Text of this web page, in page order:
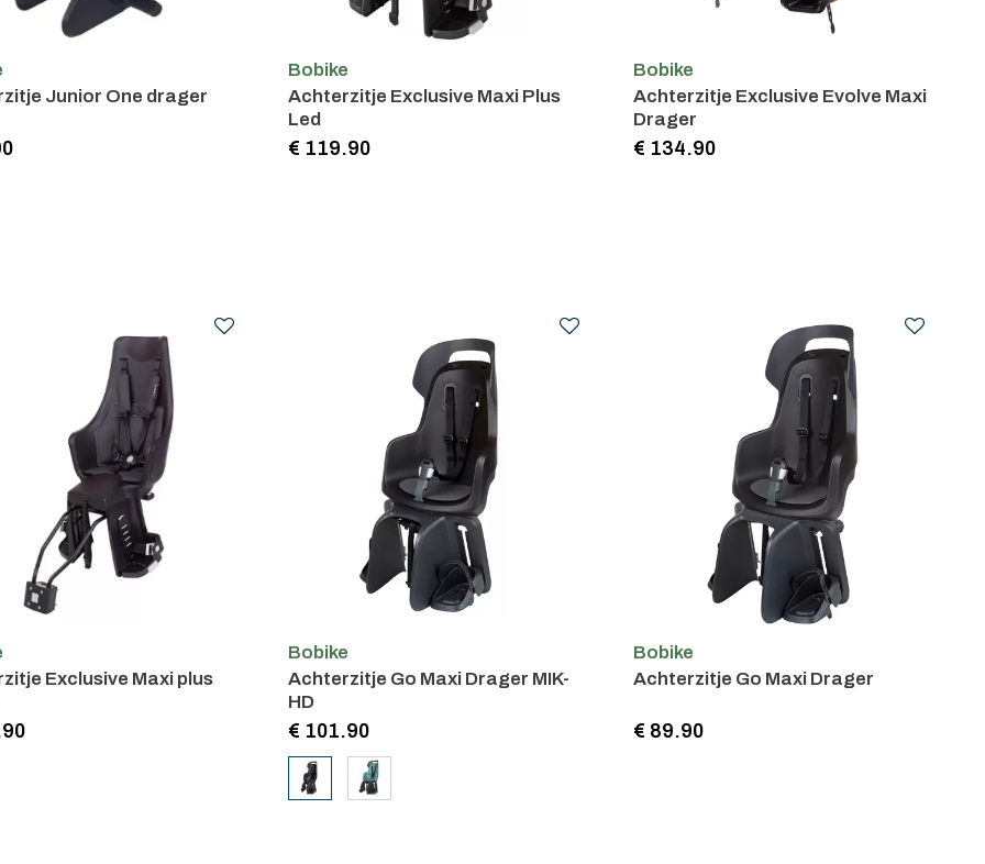
Junior One drager
Bobike
Achterzitje Exclusive Maxi Plus
Led
€ 119.90
Bobike
Achterzitje Exclusive Evolve Maxi
Drager
€ 134.90
Exclusive Maxi plus
Bobike
Achterzitje Go Maxi Drager MIK-
HD
€ 101.90
Bobike
Achterzitje Go Maxi Drager
€ 89.90